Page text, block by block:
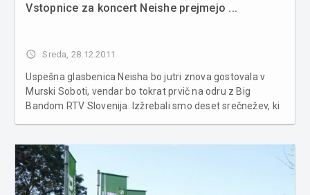
Vstopnice za koncert Neishe prejmejo ...
access_time Sreda, 28.12.2011
Uspešna glasbenica Neisha bo jutri znova gostovala v
Murski Soboti, vendar bo tokrat prvič na odru z Big
Bandom RTV Slovenija. Izžrebali smo deset srečnežev, ki
Rac, Nuša Ružič, Alenka...